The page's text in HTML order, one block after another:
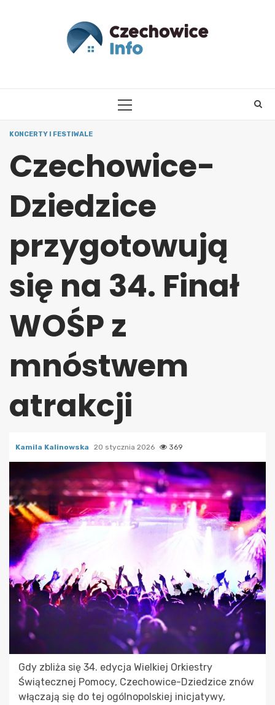
PRIMARY
KONCERTY I FESTIWALE
Czechowice-
Dziedzice
przygotowują
się na 34. Finał
WOŚP z
mnóstwem
atrakcji
Kamila Kalinowska 20 stycznia 2026 369
Gdy zbliża się 34. edycja Wielkiej Orkiestry
Świątecznej Pomocy, Czechowice-Dziedzice znów
włączają się do tej ogólnopolskiej inicjatywy,